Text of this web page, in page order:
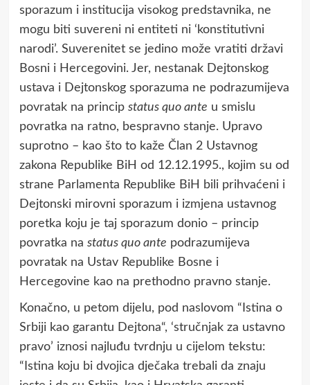
sporazum i institucija visokog predstavnika, ne
mogu biti suvereni ni entiteti ni ‘konstitutivni
narodi’. Suverenitet se jedino može vratiti državi
Bosni i Hercegovini. Jer, nestanak Dejtonskog
ustava i Dejtonskog sporazuma ne podrazumijeva
povratak na princip status quo ante u smislu
povratka na ratno, bespravno stanje. Upravo
suprotno – kao što to kaže Član 2 Ustavnog
zakona Republike BiH od 12.12.1995., kojim su od
strane Parlamenta Republike BiH bili prihvaćeni i
Dejtonski mirovni sporazum i izmjena ustavnog
poretka koju je taj sporazum donio – princip
povratka na status quo ante podrazumijeva
povratak na Ustav Republike Bosne i
Hercegovine kao na prethodno pravno stanje.
Konačno, u petom dijelu, pod naslovom “Istina o
Srbiji kao garantu Dejtona“, ‘stručnjak za ustavno
pravo’ iznosi najluđu tvrdnju u cijelom tekstu:
“Istina koјu bi dvoјica dјečaka trebali da znaјu